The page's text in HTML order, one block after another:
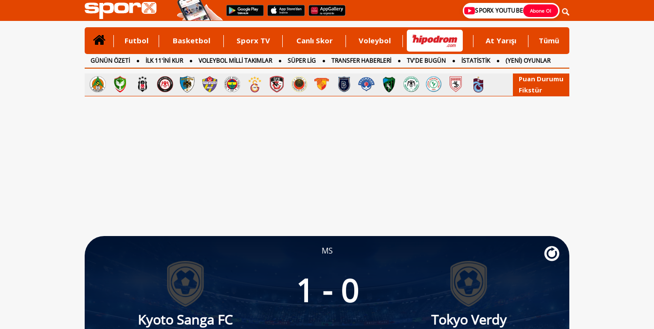
SPORX YOUTUBE Abone Ol
Futbol Basketbol Sporx TV Canlı Skor Voleybol At Yarışı Tümü
GÜNÜN ÖZETİ İLK 11'İNİ KUR VOLEYBOL MİLLİ TAKIMLAR SÜPER LİG TRANSFER HABERLERİ TV'DE BUGÜN İSTATİSTİK
(YENİ) OYUNLAR
CANLI ANLATIM
İNGİLTERE
Puan Durumu
Fikstür
MS
Kyoto Sanga FC
1 - 0
Tokyo Verdy